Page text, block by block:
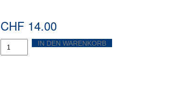
CHF 14.00
Davos
-
eine
IN DEN WARENKORB